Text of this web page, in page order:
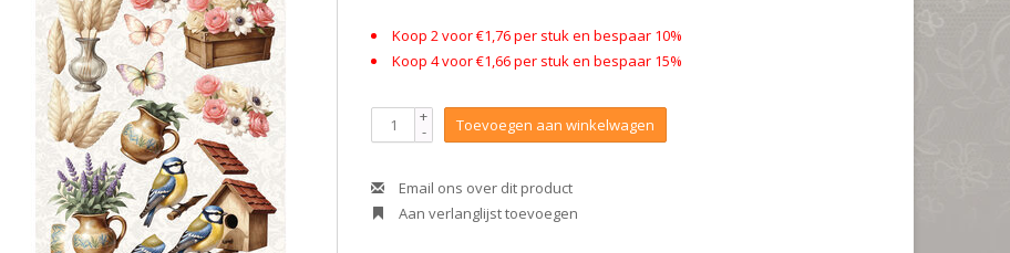
Koop 2 voor €1,76 per stuk en bespaar 10%
Koop 4 voor €1,66 per stuk en bespaar 15%
+
- Toevoegen aan winkelwagen
Email ons over dit product
Aan verlanglijst toevoegen